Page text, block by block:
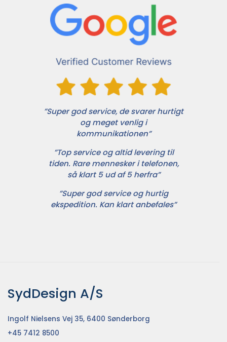
”Super god service, de svarer hurtigt
og meget venlig i
kommunikationen”
”Top service og altid levering til
tiden. Rare mennesker i telefonen,
så klart 5 ud af 5 herfra”
”Super god service og hurtig
ekspedition. Kan klart anbefales”
SydDesign A/S
Ingolf Nielsens Vej 35, 6400 Sønderborg
+45 7412 8500